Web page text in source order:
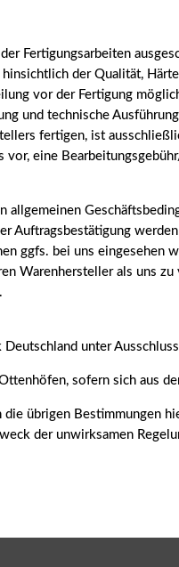
Fertigungsarbeiten
der Qualität,
vor der Fertigung
und technische
fertigen, ist
eine
Auftragsbestätigung
ggfs. bei uns eingesehen
Warenhersteller als uns zu
unter
sofern sich aus
übrigen Bestimmungen
der unwirksamen